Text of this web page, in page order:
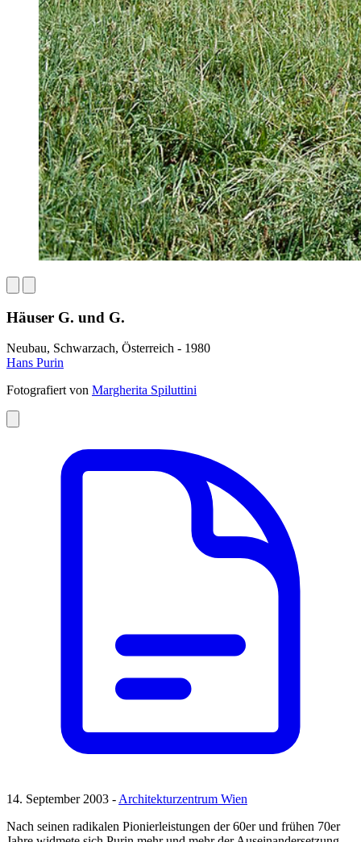
Häuser G. und G.
Neubau, Schwarzach, Österreich - 1980
Hans Purin
Fotografiert von Margherita Spiluttini
14. September 2003 -Architekturzentrum Wien
Nach seinen radikalen Pionierleistungen der 60er und frühen 70er